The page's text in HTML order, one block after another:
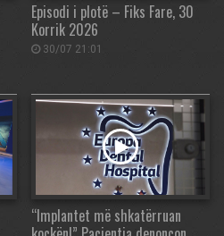
Episodi i plotë – Fiks Fare, 30
Korrik 2026
30/07 21:01
“Implantet më shkatërruan